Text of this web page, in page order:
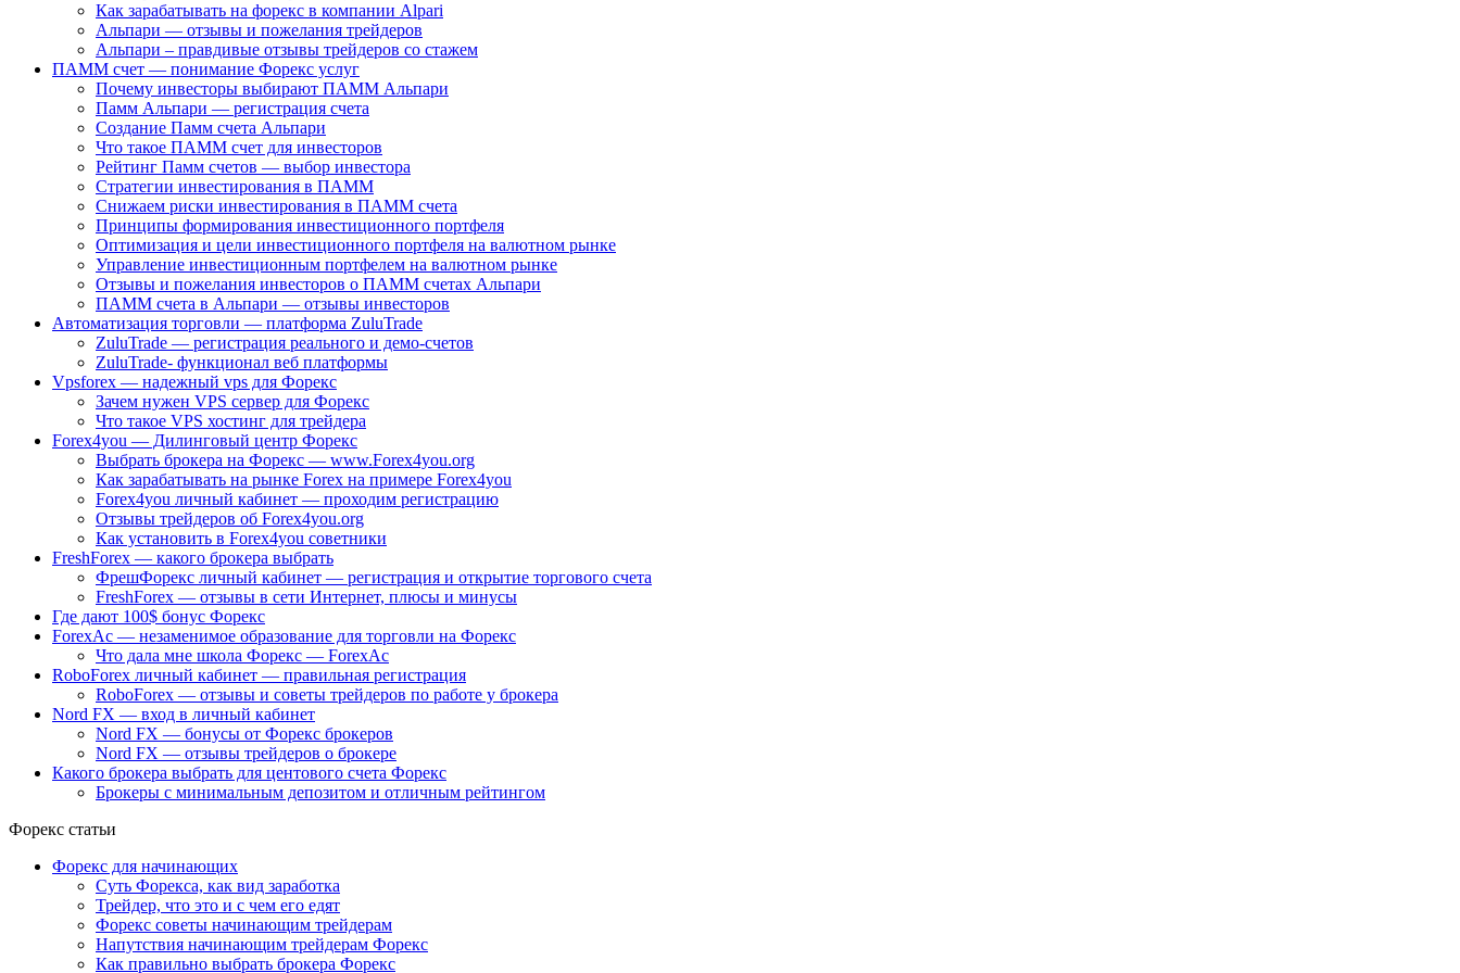
Как зарабатывать на форекс в компании Alpari
Альпари — отзывы и пожелания трейдеров
Альпари – правдивые отзывы трейдеров со стажем
ПАММ счет — понимание Форекс услуг
Почему инвесторы выбирают ПAMM Альпари
Памм Альпари — регистрация счета
Создание Памм счета Альпари
Что такое ПАММ счет для инвесторов
Рейтинг Памм счетов — выбор инвестора
Стратегии инвестирования в ПАММ
Снижаем риски инвестирования в ПАММ счета
Принципы формирования инвестиционного портфеля
Оптимизация и цели инвестиционного портфеля на валютном рынке
Управление инвестиционным портфелем на валютном рынке
Отзывы и пожелания инвесторов о ПAMM счетах Альпари
ПАММ счета в Альпари — отзывы инвесторов
Автоматизация торговли — платформа ZuluTrade
ZuluTrade — регистрация реального и демо-счетов
ZuluTrade- функционал веб платформы
Vpsforex — надежный vps для Форекс
Зачем нужен VPS сервер для Форекс
Что такое VPS хостинг для трейдера
Forex4you — Дилинговый центр Форекс
Выбрать брокера на Форекс — www.Forex4you.org
Как зарабатывать на рынке Forex на примере Forex4you
Forex4you личный кабинет — проходим регистрацию
Отзывы трейдеров об Forex4you.org
Как установить в Forex4you советники
FreshForex — какого брокера выбрать
ФрешФорекс личный кабинет — регистрация и открытие торгового счета
FreshForex — отзывы в сети Интернет, плюсы и минусы
Где дают 100$ бонус Форекс
ForexAc — незаменимое образование для торговли на Форекс
Что дала мне школа Форекс — ForexAc
RoboForex личный кабинет — правильная регистрация
RoboForex — отзывы и советы трейдеров по работе у брокера
Nord FX — вход в личный кабинет
Nord FX — бонусы от Форекс брокеров
Nord FX — отзывы трейдеров о брокере
Какого брокера выбрать для центового счета Форекс
Брокеры с минимальным депозитом и отличным рейтингом
Форекс статьи
Форекс для начинающих
Суть Форекса, как вид заработка
Трейдер, что это и с чем его едят
Форекс советы начинающим трейдерам
Напутствия начинающим трейдерам Форекс
Как правильно выбрать брокера Форекс